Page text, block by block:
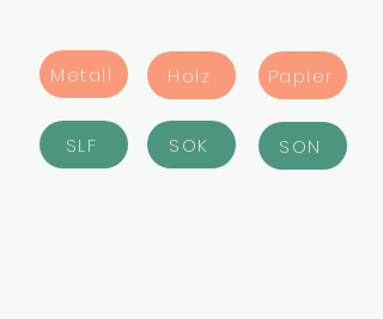
Metall Holz Papier
SLF SOK SON